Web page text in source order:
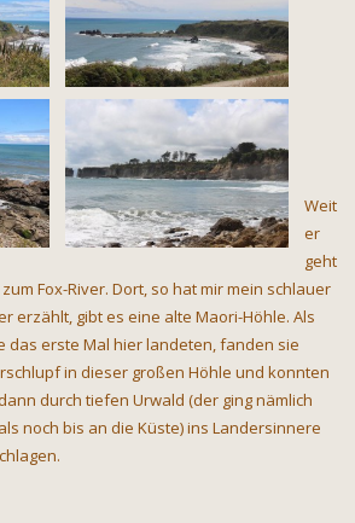
Weit
er
geht
Fox-River. Dort, so hat mir mein schlauer
erzählt, gibt es eine alte Maori-Höhle. Als
das erste Mal hier landeten, fanden sie
in dieser großen Höhle und konnten
durch tiefen Urwald (der ging nämlich
noch bis an die Küste) ins Landersinnere